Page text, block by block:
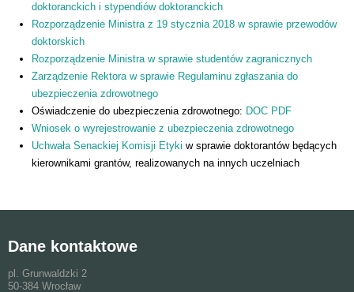
doktoranckich i stypendiów doktoranckich
Rozporządzenie Ministra z 19 stycznia 2018 w sprawie przewodów
doktorskich
Rozporządzenie Ministra w sprawie studentów zagranicznych
Zarządzenie Rektora w sprawie Regulaminu zgłaszania do
ubezpieczenia zdrowotnego
Oświadczenie do ubezpieczenia zdrowotnego: DOC PDF
Wniosek o wyrejestrowanie z ubezpieczenia zdrowotnego
Uchwała Senackiej Komisji Etyki w sprawie doktorantów będących
kierownikami grantów, realizowanych na innych uczelniach
Dane kontaktowe
pl. Grunwaldzki 2
50-384 Wrocław